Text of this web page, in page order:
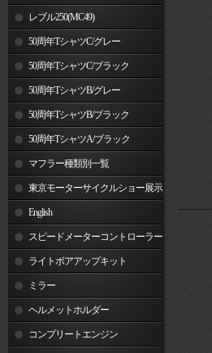
レブル250(MC49)
50周年TシャツC/グレー
50周年TシャツC/ブラック
50周年TシャツB/グレー
50周年TシャツB/ブラック
50周年TシャツA/ブラック
マフラー種類別一覧
東京モーターサイクルショー展示
車両 English
スピードメーターコントローラー
ライトボアアップキット
ミラー
ヘルメットホルダー
コンプリートエンジン